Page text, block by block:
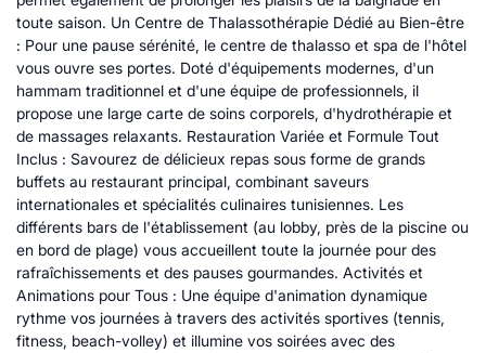
toute saison. Un Centre de Thalassothérapie Dédié au Bien-être
: Pour une pause sérénité, le centre de thalasso et spa de l'hôtel
vous ouvre ses portes. Doté d'équipements modernes, d'un
hammam traditionnel et d'une équipe de professionnels, il
propose une large carte de soins corporels, d'hydrothérapie et
de massages relaxants. Restauration Variée et Formule Tout
Inclus : Savourez de délicieux repas sous forme de grands
buffets au restaurant principal, combinant saveurs
internationales et spécialités culinaires tunisiennes. Les
différents bars de l'établissement (au lobby, près de la piscine ou
en bord de plage) vous accueillent toute la journée pour des
rafraîchissements et des pauses gourmandes. Activités et
Animations pour Tous : Une équipe d'animation dynamique
rythme vos journées à travers des activités sportives (tennis,
fitness, beach-volley) et illumine vos soirées avec des